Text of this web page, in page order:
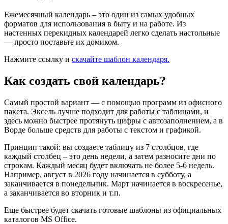
Ежемесячный календарь – это один из самых удобных
форматов для использования в быту и на работе. Из
настенных перекидных календарей легко сделать настольные
— просто поставьте их домиком.
Нажмите ссылку и скачайте шаблон календаря.
Как создать свой календарь?
Самый простой вариант — с помощью программ из офисного
пакета. Эксель лучше подходит для работы с таблицами, и
здесь можно быстрее протянуть цифры с автозаполнением, а в
Ворде больше средств для работы с текстом и графикой.
Принцип такой: вы создаете таблицу из 7 столбцов, где
каждый столбец – это день недели, а затем разносите дни по
строкам. Каждый месяц будет включать не более 5-6 недель.
Например, август в 2026 году начинается в субботу, а
заканчивается в понедельник. Март начинается в воскресенье,
а заканчивается во вторник и т.п.
Еще быстрее будет скачать готовые шаблоны из официальных
каталогов MS Office.